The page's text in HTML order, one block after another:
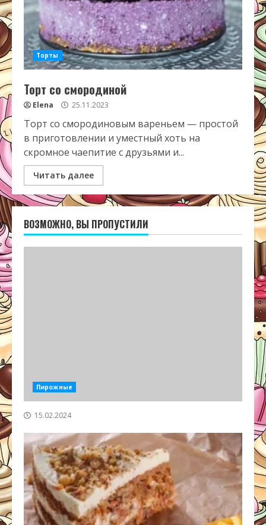
Торты
Торт со смородиной
Elena 25.11.2023
Торт со смородиновым вареньем — простой
в приготовлении и уместный хоть на
скромное чаепитие с друзьями и...
Читать далее
ВОЗМОЖНО, ВЫ ПРОПУСТИЛИ
Пирожные
15.02.2024